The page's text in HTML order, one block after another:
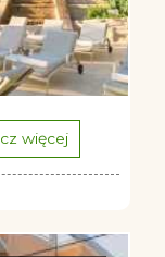
więcej